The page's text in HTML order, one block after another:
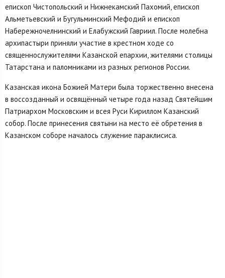
епископ Чистопольский и Нижнекамский Пахомий, епископ
Альметьевский и Бугульминский Мефодий и епископ
Набережночелнинский и Елабужский Гавриил. После молебна
архипастыри приняли участие в крестном ходе со
священнослужителями Казанской епархии, жителями столицы
Татарстана и паломниками из разных регионов России.
Казанская икона Божией Матери была торжественно внесена
в воссозданный и освящённый четыре года назад Святейшим
Патриархом Московским и всея Руси Кириллом Казанский
собор. После принесения святыни на место её обретения в
Казанском соборе началось служение параклисиса.